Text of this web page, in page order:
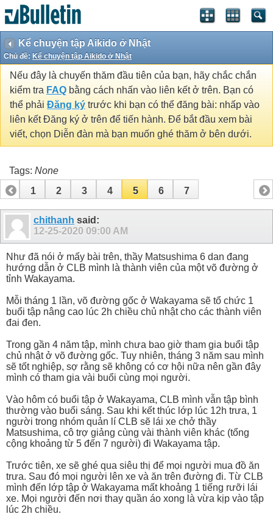
Kể chuyện tập Aikido ở Nhật
Chủ đề: Kể chuyện tập Aikido ở Nhật
Nếu đây là chuyến thăm đầu tiên của bạn, hãy chắc chắn
kiểm tra FAQ bằng cách nhấn vào liên kết ở trên. Bạn có
thể phải Đăng ký trước khi bạn có thể đăng bài: nhấp vào
liên kết Đăng ký ở trên để tiến hành. Để bắt đầu xem bài
viết, chọn Diễn đàn mà bạn muốn ghé thăm ở bên dưới.
Tags: None
1
2 3 4 5 6 7
chithanh said:
12-25-2020 09:00 AM
Như đã nói ở mấy bài trên, thầy Matsushima 6 dan đang
hướng dẫn ở CLB mình là thành viên của một võ đường ở
tỉnh Wakayama.
Mỗi tháng 1 lần, võ đường gốc ở Wakayama sẽ tổ chức 1
buổi tập nâng cao lúc 2h chiều chủ nhật cho các thành viên
đai đen.
Trong gần 4 năm tập, mình chưa bao giờ tham gia buổi tập
chủ nhật ở võ đường gốc. Tuy nhiên, tháng 3 năm sau mình
sẽ tốt nghiệp, sợ rằng sẽ không có cơ hội nữa nên gần đây
mình có tham gia vài buổi cùng mọi người.
Vào hôm có buổi tập ở Wakayama, CLB mình vẫn tập bình
thường vào buổi sáng. Sau khi kết thúc lớp lúc 12h trưa, 1
người trong nhóm quản lí CLB sẽ lái xe chở thầy
Matsushima, cô trợ giảng cùng vài thành viên khác (tổng
cộng khoảng từ 5 đến 7 người) đi Wakayama tập.
Trước tiên, xe sẽ ghé qua siêu thị để mọi người mua đồ ăn
trưa. Sau đó mọi người lên xe và ăn trên đường đi. Từ CLB
mình đến lớp tập ở Wakayama mất khoảng 1 tiếng rưỡi lái
xe. Mọi người đến nơi thay quần áo xong là vừa kịp vào tập
lúc 2h chiều.